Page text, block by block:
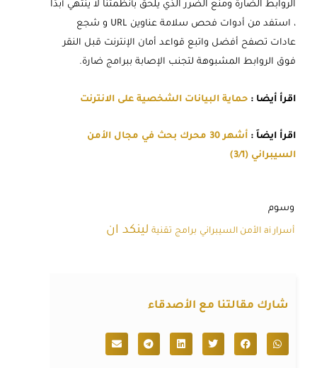
الروابط الضارة ومنع الضرر الذي يلحق بأنظمتنا لا ينتهي أبدًا
، استفد من أدوات فحص سلامة عناوين URL و شجع
عادات تصفح أفضل واتبع قواعد أمان الإنترنت قبل النقر
فوق الروابط المشبوهة لتجنب الإصابة ببرامج ضارة.
اقرأ أيضا : حماية البيانات الشخصية على الانترنت
اقرأ ايضاَ :
أشهر 30 محرك بحث في مجال الأمن
السيبراني (3/1)
وسوم
أسرار ai الأمن السيبراني برامج تقنية لينكد ان
شارك مقالتنا مع الأصدقاء